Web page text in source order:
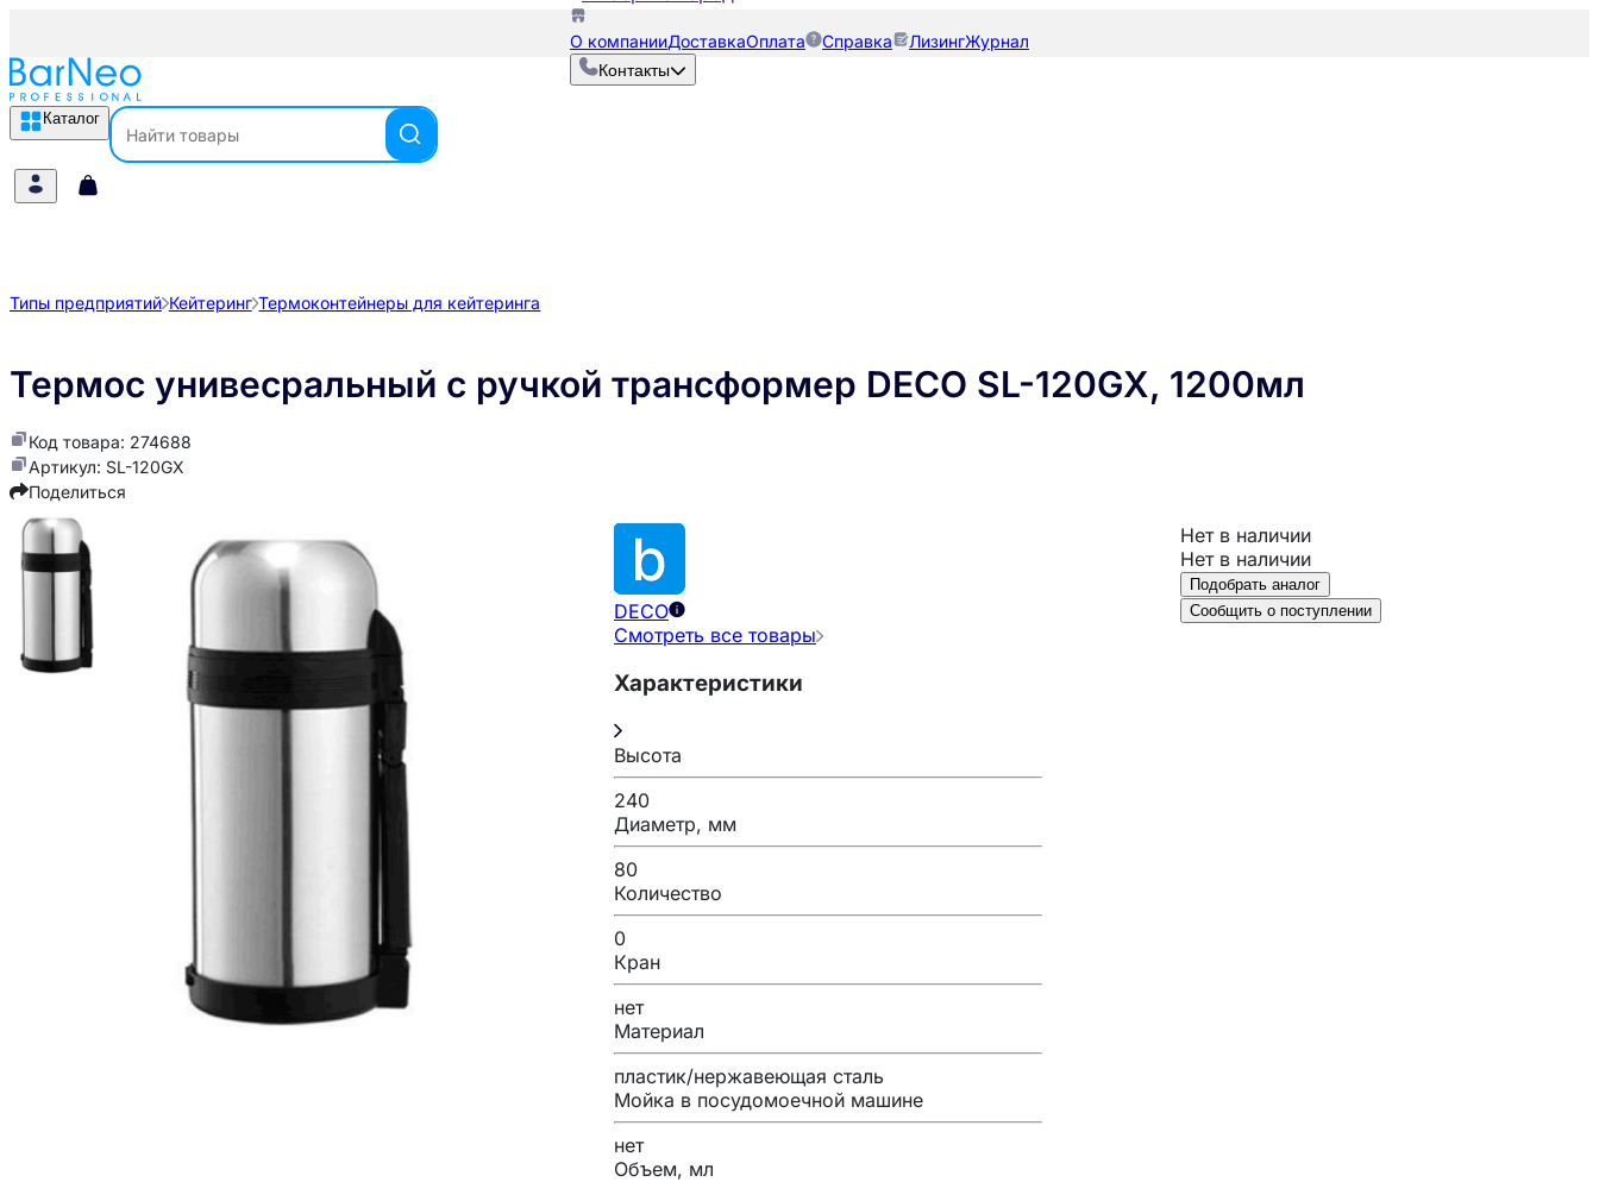
О компанииДоставкаОплата Справка ЛизингЖурнал
Контакты
Каталог
Типы предприятий Кейтеринг Термоконтейнеры для кейтеринга
Термос унивесральный с ручкой трансформер DECO SL-120GX, 1200мл
Код товара: 274688
Артикул: SL-120GX
Поделиться
DECO
Смотреть все товары
Характеристики
Высота
240
Диаметр, мм
80
Количество
0
Кран
нет
Материал
пластик/нержавеющая сталь
Мойка в посудомоечной машине
нет
Объем, мл
Нет в наличии
Нет в наличии
Подобрать аналог
Сообщить о поступлении